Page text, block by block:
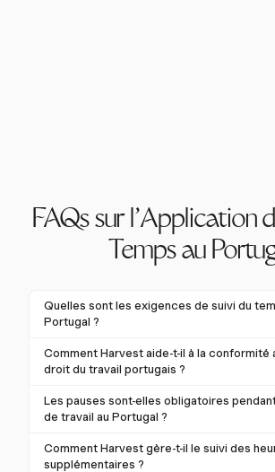
FAQs sur l'Application
Temps au
Quelles sont les exigences de suivi du
Portugal ?
Au Portugal, le suivi du temps doit être
l'Article 202 du Code du Travail, exigeant
pauses, des heures supplémentaires et
absences. Les enregistrements doivent
conservés pendant au moins cinq ans.
Comment Harvest aide-t-il à la conformité
droit du travail portugais ?
Harvest aide à la conformité en
rapports de temps détaillés, un
supplémentaires, garantissant le
Les pauses sont-elles obligatoires
de travail au Portugal ?
Oui, les employés doivent avoir des
cinq heures de travail consécutives, y
Comment Harvest gère-t-il le suivi des
supplémentaires ?